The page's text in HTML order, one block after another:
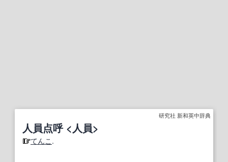
研究社 新和英中辞典
人員点呼 <人員>
てんこ .